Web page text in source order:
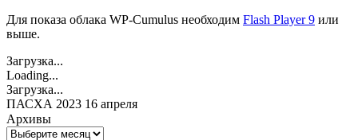
Для показа облака WP-Cumulus необходим Flash Player 9 или
выше.
Загрузка...
Loading...
Загрузка...
ПАСХА 2023 16 апреля
Архивы
Архивы